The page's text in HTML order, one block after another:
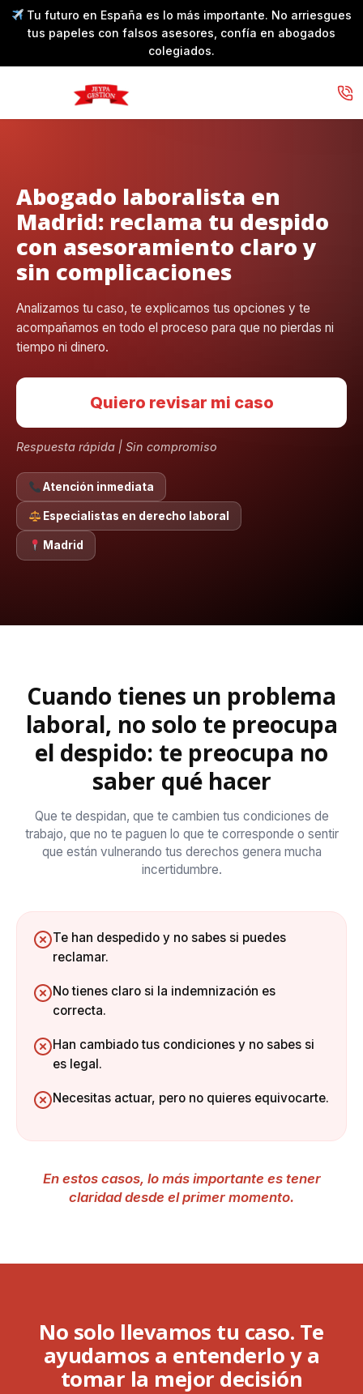
Tu futuro en España es lo más importante. No arriesgues
tus papeles con falsos asesores, confía en abogados
colegiados.
Abogado laboralista en
Madrid: reclama tu despido
con asesoramiento claro y
sin complicaciones
Analizamos tu caso, te explicamos tus opciones y te
acompañamos en todo el proceso para que no pierdas ni
tiempo ni dinero.
Quiero revisar mi caso
Respuesta rápida | Sin compromiso
Atención inmediata
Especialistas en derecho laboral
Madrid
Cuando tienes un problema
laboral, no solo te preocupa
el despido: te preocupa no
saber qué hacer
Que te despidan, que te cambien tus condiciones de
trabajo, que no te paguen lo que te corresponde o sentir
que están vulnerando tus derechos genera mucha
incertidumbre.
Te han despedido y no sabes si puedes
reclamar.
No tienes claro si la indemnización es
correcta.
Han cambiado tus condiciones y no sabes si
es legal.
Necesitas actuar, pero no quieres equivocarte.
En estos casos, lo más importante es tener
claridad desde el primer momento.
No solo llevamos tu caso. Te
ayudamos a entenderlo y a
tomar la mejor decisión